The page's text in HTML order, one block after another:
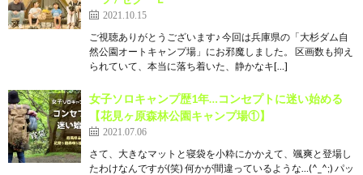
2021.10.15
ご視聴ありがとうございます♪ 今回は兵庫県の「大杉ダム自
然公園オートキャンプ場」にお邪魔しました。 区画数も抑え
られていて、本当に落ち着いた、静かなキ[…]
女子ソロキャンプ歴1年…コンセプトに迷い始める
【花見ヶ原森林公園キャンプ場①】
2021.07.06
さて、大きなマットと寝袋を小粋にかかえて、颯爽と登場し
たわけなんですが(笑) 何かが間違っているような…(^_^;) パッ